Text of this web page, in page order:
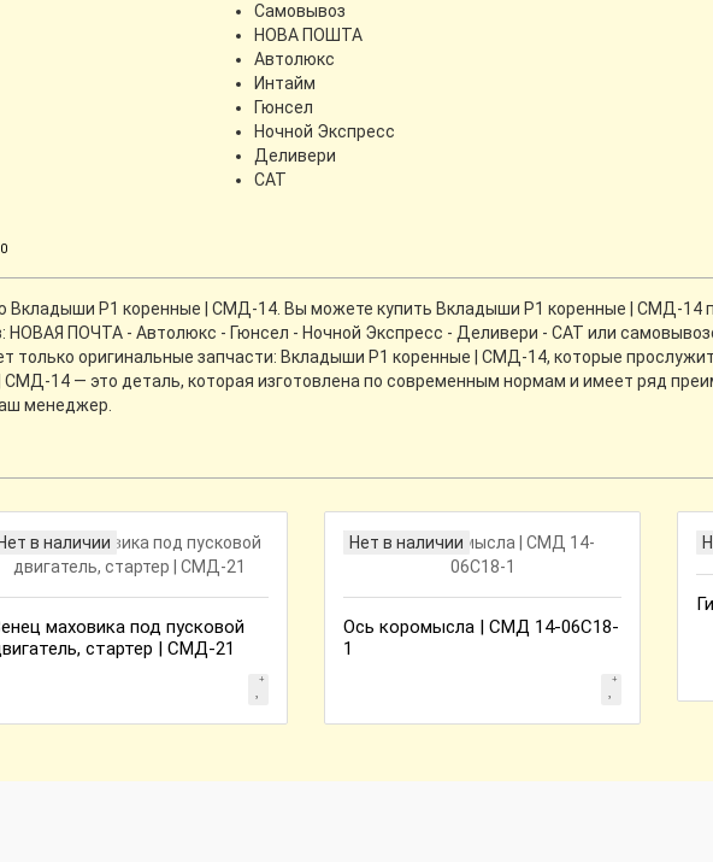
Самовывоз
НОВА ПОШТА
Автолюкс
Интайм
Гюнсел
Ночной Экспресс
Деливери
CАТ
0
Вкладыши Р1 коренные | СМД-14. Вы можете купить Вкладыши Р1 коренные | СМД-14
ПОЧТА - Автолюкс - Гюнсел - Ночной Экспресс - Деливери - CАТ или
только оригинальные запчасти: Вкладыши Р1 коренные | СМД-14, которые
14 — это деталь, которая изготовлена по современным нормам и имеет ряд
менеджер.
Нет в наличии
маховика под пусковой
стартер | СМД-21
Нет в наличии
Ось коромысла | СМД 14-06С18-
1